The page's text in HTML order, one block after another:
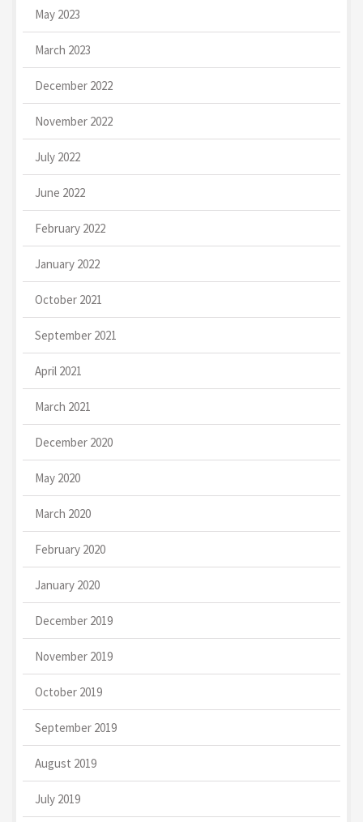
May 2023
March 2023
December 2022
November 2022
July 2022
June 2022
February 2022
January 2022
October 2021
September 2021
April 2021
March 2021
December 2020
May 2020
March 2020
February 2020
January 2020
December 2019
November 2019
October 2019
September 2019
August 2019
July 2019